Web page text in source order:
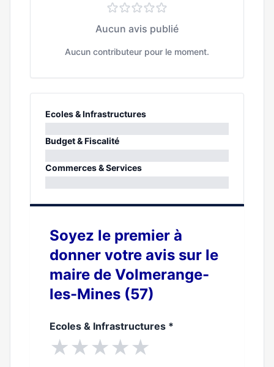
Aucun avis publié
Aucun contributeur pour le moment.
Ecoles & Infrastructures
0%
Budget & Fiscalité
0%
Commerces & Services
Soyez le premier à
donner votre avis sur le
maire de Volmerange-
les-Mines (57)
Ecoles & Infrastructures *
★★★★★